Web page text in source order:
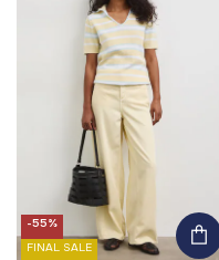
-55%
FINAL SALE